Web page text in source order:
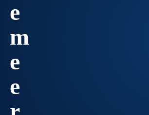
e
m
e
e